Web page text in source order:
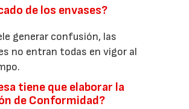
de los envases?
generar confusión, las
no entran todas en vigor al
tiene que elaborar la
de Conformidad?